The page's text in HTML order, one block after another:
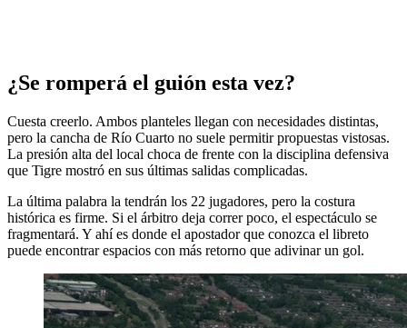
¿Se romperá el guión esta vez?
Cuesta creerlo. Ambos planteles llegan con necesidades distintas,
pero la cancha de Río Cuarto no suele permitir propuestas vistosas.
La presión alta del local choca de frente con la disciplina defensiva
que Tigre mostró en sus últimas salidas complicadas.
La última palabra la tendrán los 22 jugadores, pero la costura
histórica es firme. Si el árbitro deja correr poco, el espectáculo se
fragmentará. Y ahí es donde el apostador que conozca el libreto
puede encontrar espacios con más retorno que adivinar un gol.